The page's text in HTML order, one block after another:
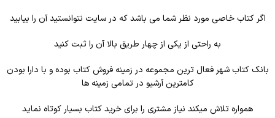
اگر کتاب خاصی مورد نظر شما می باشد که در سایت نتوانستید آن را بیابید
به راحتی از یکی از چهار طریق بالا آن را ثبت کنید
بانک کتاب شهر فعال ترین مجموعه در زمینه فروش کتاب بوده و با دارا بودن
کامترین آرشیو در تمامی زمینه ها
همواره تلاش میکند نیاز مشتری را برای خرید کتاب بسیار کوتاه نماید